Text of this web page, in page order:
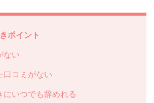
ポイント
ない
口コミがない
にいつでも辞めれる